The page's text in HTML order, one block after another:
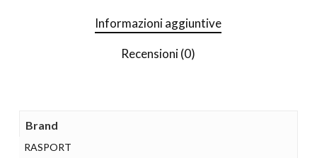
Informazioni aggiuntive
Recensioni (0)
Brand
RASPORT